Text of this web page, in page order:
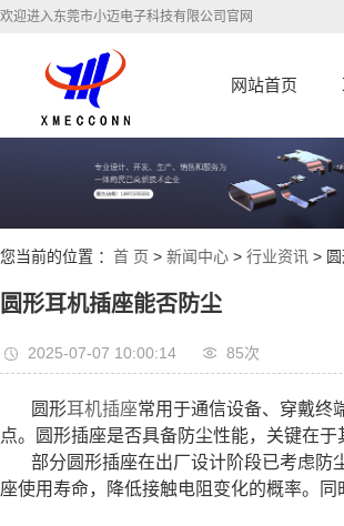
欢迎进入东莞市小迈电子科技有限公司官网
网站首页
您当前的位置 ： 首 页 > 新闻中心 > 行业资讯 >
圆形耳机插座能否防尘
2025-07-07 10:00:14 85次
圆形耳机插座常用于通信设备、穿戴终
点。圆形插座是否具备防尘性能，关键在
部分圆形插座在出厂设计阶段已考虑防
座使用寿命，降低接触电阻变化的概率。